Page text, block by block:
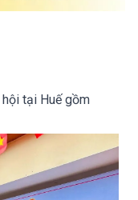
tại Huế gồm